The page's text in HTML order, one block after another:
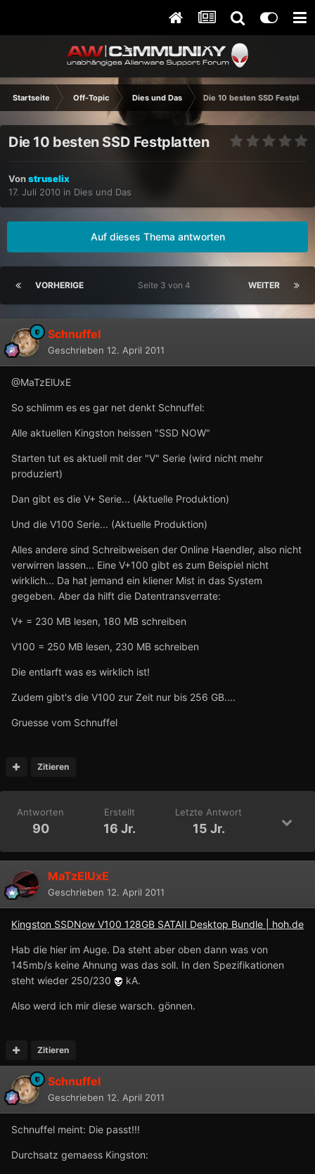
Startseite Off-Topic Dies und Das Die 10 besten SSD
Die 10 besten SSD Festplatten
Vonstruselix
17. Juli 2010 in Dies und Das
Auf dieses Thema antworten
VORHERIGE WEITER
Seite 3 von 4
Schnuffel
Geschrieben 12. April 2011
@MaTzElUxE
So schlimm es es gar net denkt Schnuffel:
Alle aktuellen Kingston heissen "SSD NOW"
Starten tut es aktuell mit der "V" Serie (wird nicht mehr
produziert)
Dan gibt es die V+ Serie... (Aktuelle Produktion)
Und die V100 Serie... (Aktuelle Produktion)
Alles andere sind Schreibweisen der Online Haendler, also nicht
verwirren lassen... Eine V+100 gibt es zum Beispiel nicht
wirklich... Da hat jemand ein kliener Mist in das System
gegeben. Aber da hilft die Datentransverrate:
V+ = 230 MB lesen, 180 MB schreiben
V100 = 250 MB lesen, 230 MB schreiben
Die entlarft was es wirklich ist!
Zudem gibt's die V100 zur Zeit nur bis 256 GB....
Gruesse vom Schnuffel
Zitieren
Antworten
90
Erstellt
16 Jr.
Letzte Antwort
15 Jr.
MaTzElUxE
Geschrieben 12. April 2011
Kingston SSDNow V100 128GB SATAII Desktop Bundle | hoh.de
Hab die hier im Auge. Da steht aber oben dann was von
145mb/s keine Ahnung was das soll. In den Spezifikationen
steht wieder 250/230
kA.
Also werd ich mir diese warsch. gönnen.
Zitieren
Schnuffel
Geschrieben 12. April 2011
Schnuffel meint: Die passt!!!
Durchsatz gemaess Kingston: